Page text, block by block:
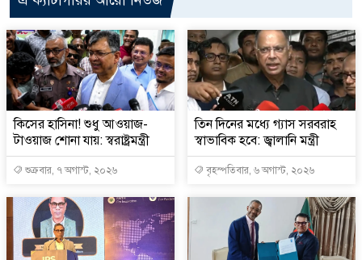
কিসের হাসিনা! শুধু আওয়াজ-
টাওয়াজ শোনা যায়: স্বরাষ্ট্রমন্ত্রী
শুক্রবার, ৭ অগাস্ট, ২০২৬
তিন দিনের মধ্যে গ্যাস সরবরাহ
স্বাভাবিক হবে: জ্বালানি মন্ত্রী
বৃহস্পতিবার, ৬ অগাস্ট, ২০২৬